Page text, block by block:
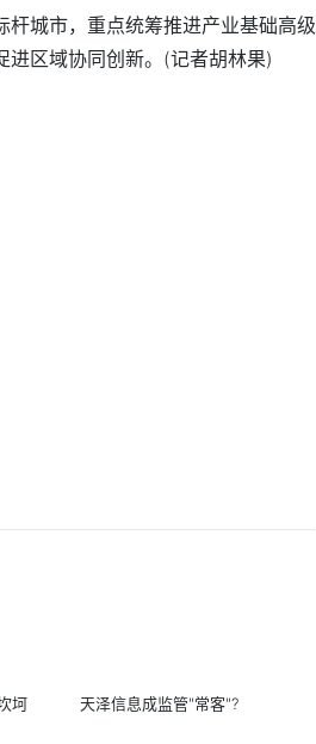
城市，重点统筹推进产业基础高级
进区域协同创新。(记者胡林果)
坷 天泽信息成监管"常客"?